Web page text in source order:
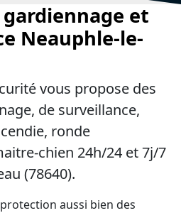
et
Neauphle-le-
vous propose des
de surveillance,
ronde
chien 24h/24 et 7j/7
(78640).
aussi bien des